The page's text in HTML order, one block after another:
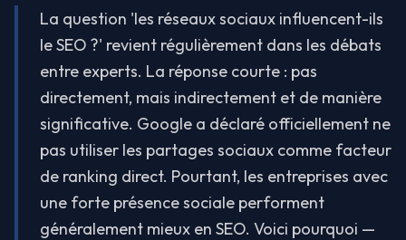
La question 'les réseaux sociaux influencent-ils
le SEO ?' revient régulièrement dans les débats
entre experts. La réponse courte : pas
directement, mais indirectement et de manière
significative. Google a déclaré officiellement ne
pas utiliser les partages sociaux comme facteur
de ranking direct. Pourtant, les entreprises avec
une forte présence sociale performent
généralement mieux en SEO. Voici pourquoi —